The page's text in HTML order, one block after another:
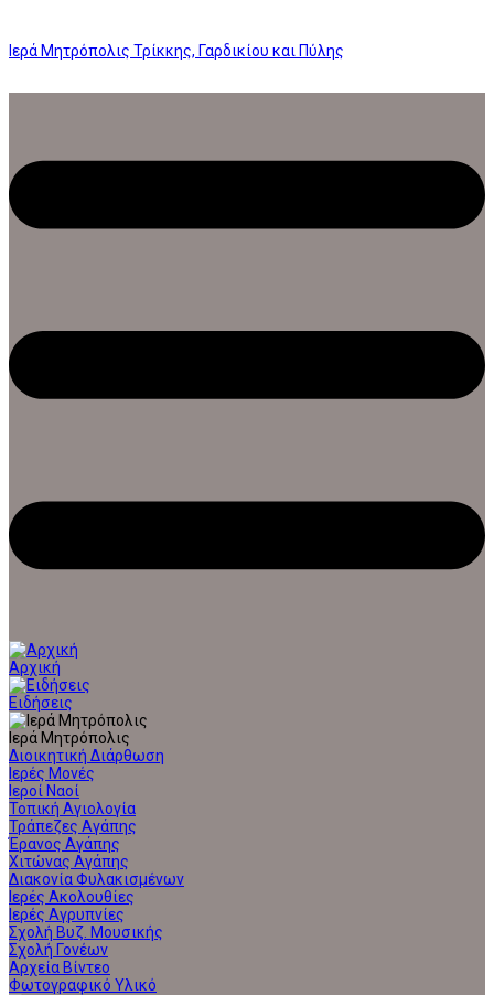
Ιερά Μητρόπολις Τρίκκης, Γαρδικίου και Πύλης
Αρχική
Ειδήσεις
Ιερά Μητρόπολις
Διοικητική Διάρθωση
Ιερές Μονές
Ιεροί Ναοί
Τοπική Αγιολογία
Τράπεζες Αγάπης
Έρανος Αγάπης
Χιτώνας Αγάπης
Διακονία Φυλακισμένων
Ιερές Ακολουθίες
Ιερές Αγρυπνίες
Σχολή Βυζ. Μουσικής
Σχολή Γονέων
Αρχεία Βίντεο
Φωτογραφικό Υλικό